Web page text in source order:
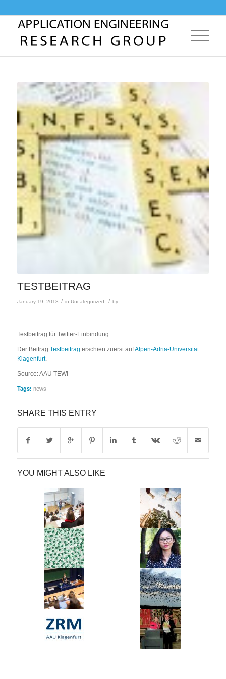
TESTBEITRAG
January 19, 2018 / in Uncategorized / by
Testbeitrag für Twitter-Einbindung
Der Beitrag Testbeitrag erschien zuerst aufAlpen-Adria-Universität
Klagenfurt.
Source: AAU TEWI
Tags: news
SHARE THIS ENTRY
YOU MIGHT ALSO LIKE